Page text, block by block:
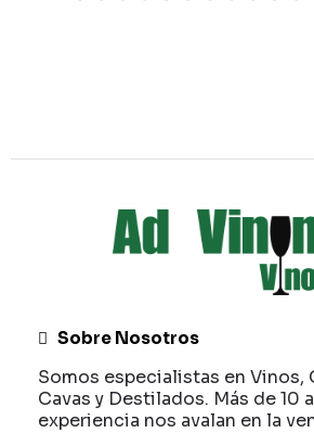
Sobre Nosotros
Somos especialistas en Vinos,
Cavas y Destilados. Más de 10
experiencia nos avalan en la